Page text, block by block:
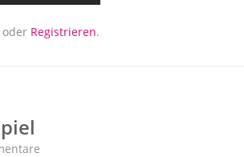
oder Registrieren.